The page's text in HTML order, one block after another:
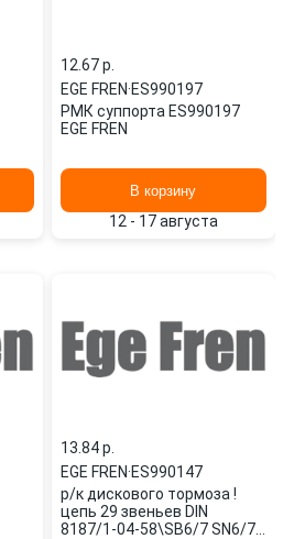
12.67 p.
EGE FREN·ES990197
РМК суппорта ES990197
EGE FREN
В корзину
12 - 17 августа
13.84 p.
EGE FREN·ES990147
р/к дискового тормоза !
цепь 29 звеньев DIN
8187/1-04-58\SB6/7 SN6/7